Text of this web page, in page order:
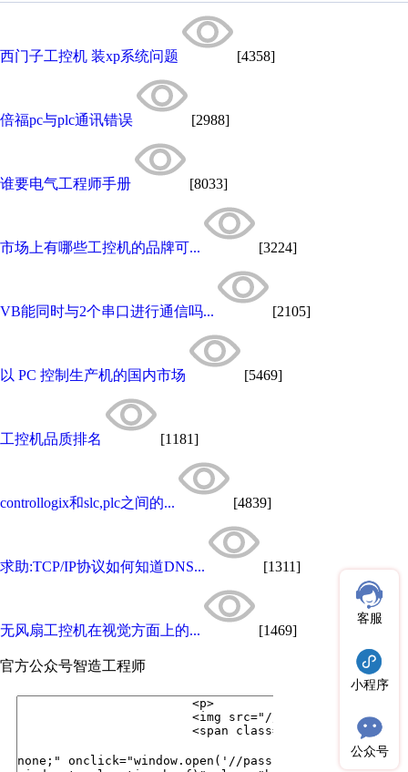
西门子工控机 装xp系统问题 [4358]
倍福pc与plc通讯错误 [2988]
谁要电气工程师手册 [8033]
市场上有哪些工控机的品牌可... [3224]
VB能同时与2个串口进行通信吗... [2105]
以 PC 控制生产机的国内市场 [5469]
工控机品质排名 [1181]
controllogix和slc,plc之间的... [4839]
求助:TCP/IP协议如何知道DNS... [1311]
无风扇工控机在视觉方面上的... [1469]
官方公众号智造工程师
客服
小程序
公众号